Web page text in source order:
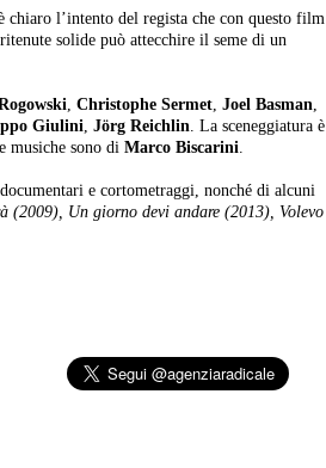
chiaro l’intento del regista che con questo film
solide può attecchire il seme di un
, Christophe Sermet, Joel Basman,
Giulini, Jörg Reichlin. La sceneggiatura è
musiche sono di Marco Biscarini.
e cortometraggi, nonché di alcuni
(2009), Un giorno devi andare (2013), Volevo